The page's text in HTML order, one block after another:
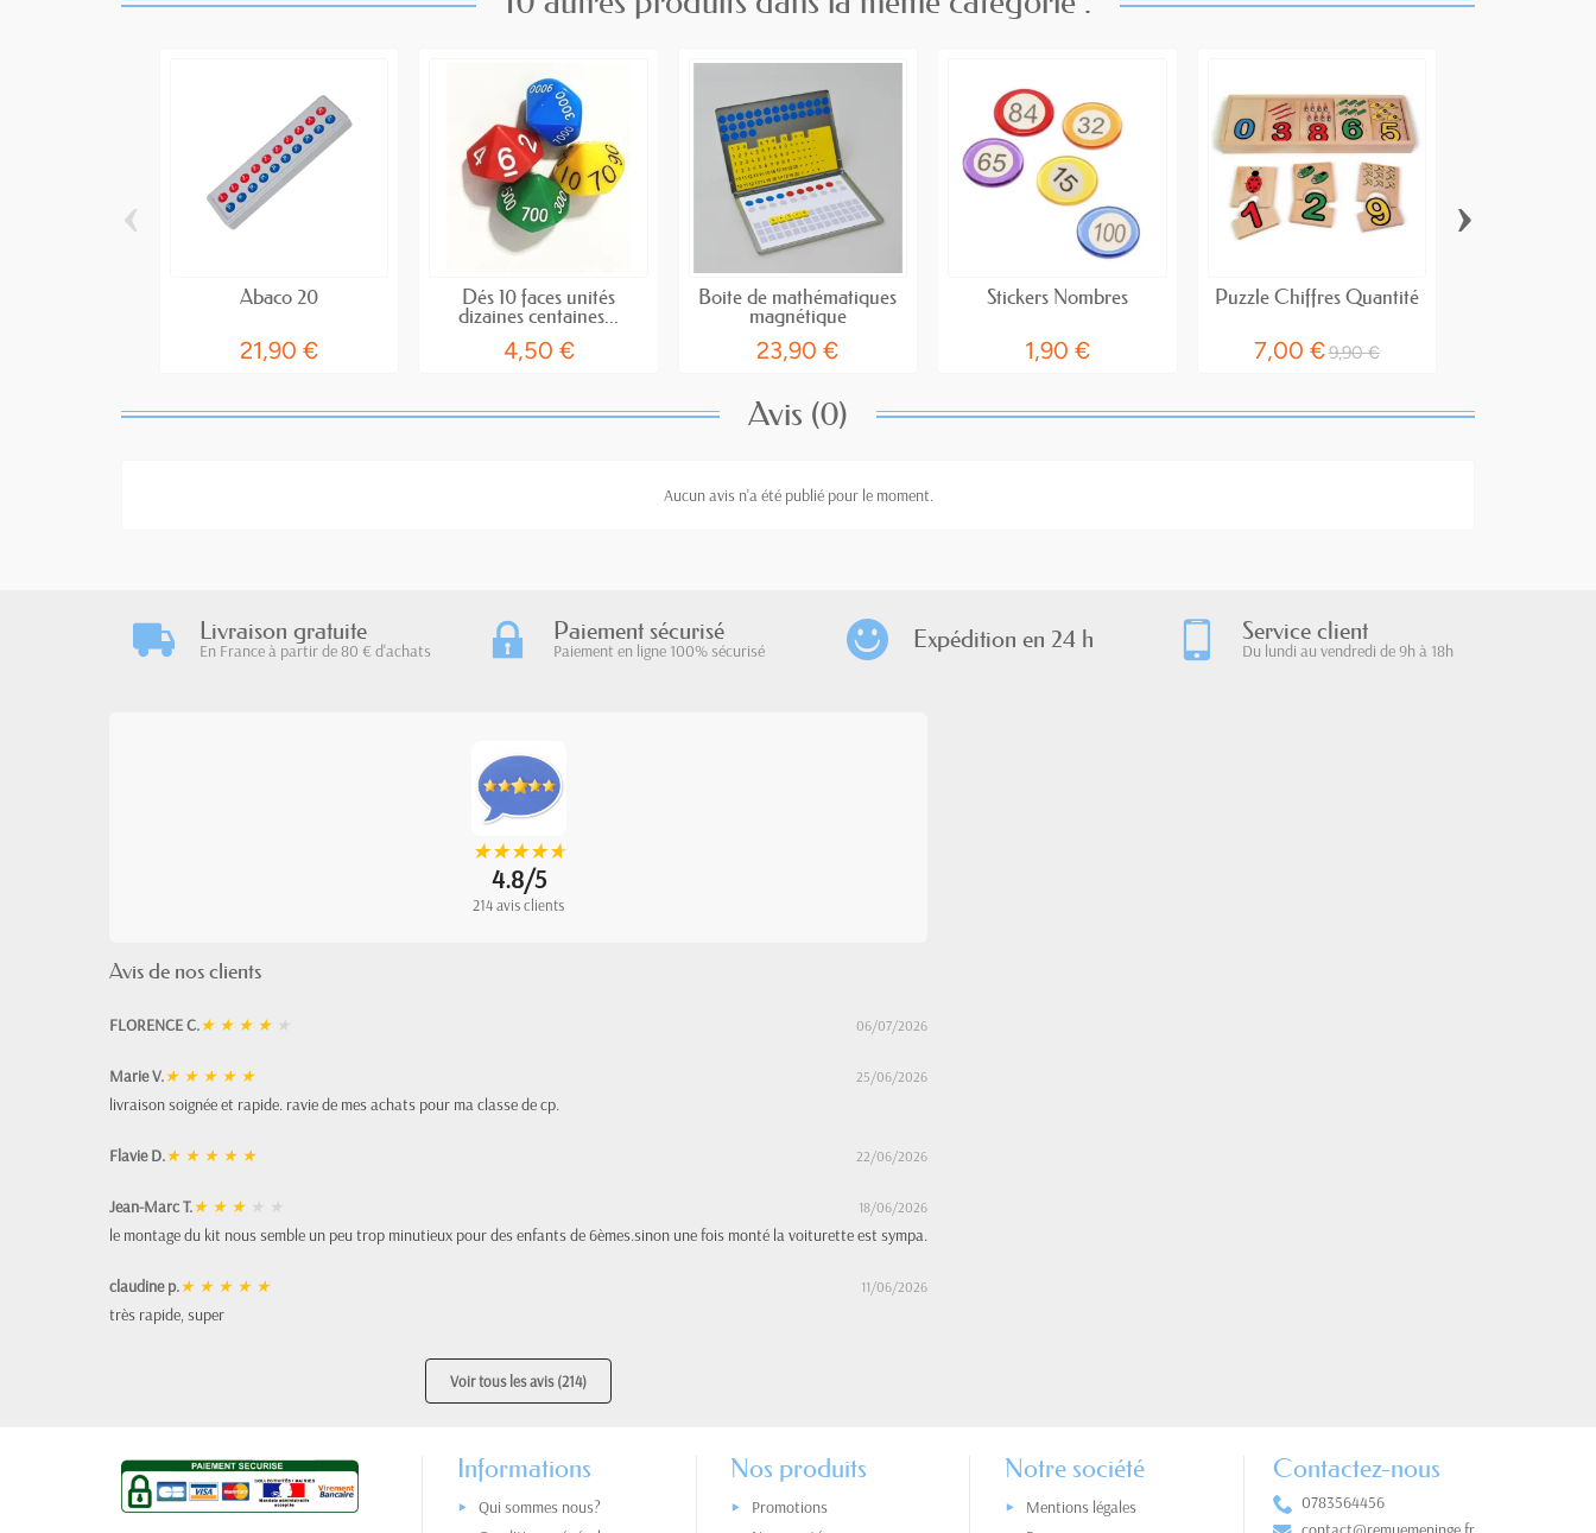
Abaco 20
21,90 €
Dés 10 faces unités
dizaines centaines...
4,50 €
Boite de mathématiques
magnétique
23,90 €
Stickers Nombres
1,90 €
Puzzle Chiffres Quantité
7,00 €9,90 €
‹ ›
Avis (0)
Aucun avis n'a été publié pour le moment.
Livraison gratuite
En France à partir de 80 € d'achats
Paiement sécurisé
Paiement en ligne 100% sécurisé Expédition en 24 h Service client
Du lundi au vendredi de 9h à 18h
★
★★
★★
★★
★★
★
4.8/5
214 avis clients
Avis de nos clients
FLORENCE C.★ ★ ★ ★ ★ 06/07/2026
Marie V.★ ★ ★ ★ ★ 25/06/2026
livraison soignée et rapide. ravie de mes achats pour ma classe de cp.
Flavie D.★ ★ ★ ★ ★ 22/06/2026
Jean-Marc T.★ ★ ★ ★ ★ 18/06/2026
le montage du kit nous semble un peu trop minutieux pour des enfants de 6èmes.sinon une fois monté la voiturette est sympa.
claudine p.★ ★ ★ ★ ★ 11/06/2026
très rapide, super
Voir tous les avis (214)
Informations
Qui sommes nous?
Nos produits
Promotions
Notre société
Mentions légales
Contactez-nous
0783564456